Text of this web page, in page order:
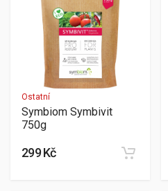
Ostatní
Symbiom Symbivit
750g
299 Kč